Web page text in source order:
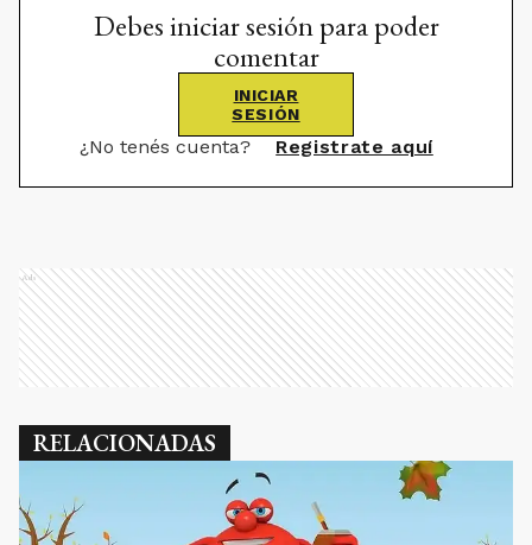
Debes iniciar sesión para poder
comentar
INICIAR
SESIÓN
¿No tenés cuenta? Registrate aquí
Ads
RELACIONADAS